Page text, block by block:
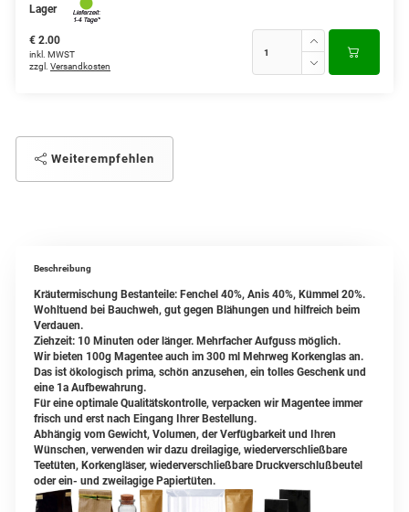
Lager
€ 2.00
inkl. MWST
zzgl. Versandkosten
Weiterempfehlen
Beschreibung
Kräutermischung Bestanteile: Fenchel 40%, Anis 40%, Kümmel 20%.
Wohltuend bei Bauchweh, gut gegen Blähungen und hilfreich beim
Verdauen.
Ziehzeit: 10 Minuten oder länger. Mehrfacher Aufguss möglich.
Wir bieten 100g Magentee auch im 300 ml Mehrweg Korkenglas an.
Das ist ökologisch prima, schön anzusehen, ein tolles Geschenk und
eine 1a Aufbewahrung.
Für eine optimale Qualitätskontrolle, verpacken wir Magentee immer
frisch und erst nach Eingang Ihrer Bestellung.
Abhängig vom Gewicht, Volumen, der Verfügbarkeit und Ihren
Wünschen, verwenden wir dazu dreilagige, wiederverschließbare
Teetüten, Korkengläser, wiederverschließbare Druckverschlußbeutel
oder ein- und zweilagige Papiertüten.